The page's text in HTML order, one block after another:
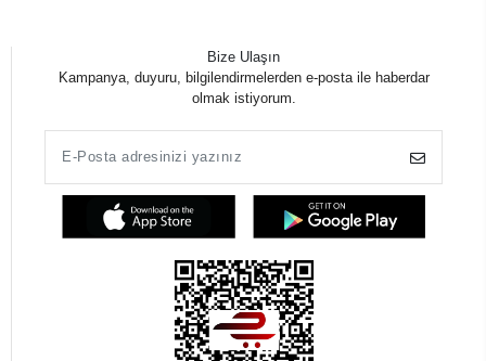
Bize Ulaşın
Kampanya, duyuru, bilgilendirmelerden e-posta ile haberdar
olmak istiyorum.